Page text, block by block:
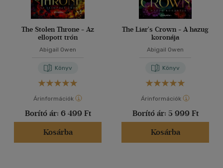
The Stolen Throne - Az
ellopott trón
Abigail Owen
Könyv
Árinformációk
Borító ár: 6 499 Ft
Kosárba
The Liar's Crown - A hazug
koronája
Abigail Owen
Könyv
Árinformációk
Borító ár: 5 999 Ft
Kosárba